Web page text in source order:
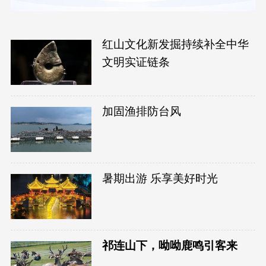
红山文化新发掘持续补全中华
文明实证链条
加固渔排防台风
暑期出游 乐享美好时光
祁连山下，呦呦鹿鸣引客来